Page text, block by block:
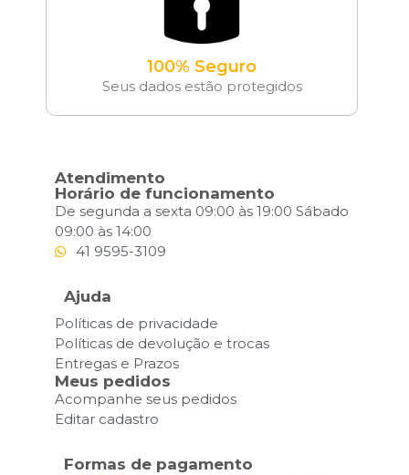
100% Seguro
Seus dados estão protegidos
Atendimento
Horário de funcionamento
De segunda a sexta 09:00 às 19:00 Sábado
09:00 às 14:00
41 9595-3109
Ajuda
Políticas de privacidade
Políticas de devolução e trocas
Entregas e Prazos
Meus pedidos
Acompanhe seus pedidos
Editar cadastro
Formas de pagamento